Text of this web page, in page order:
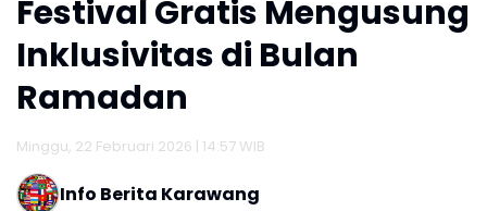
Festival Gratis Mengusung
Inklusivitas di Bulan
Ramadan
Minggu, 22 Februari 2026 | 14:57 WIB
Info Berita Karawang